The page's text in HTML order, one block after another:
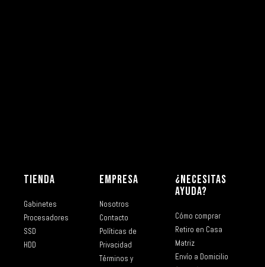
TIENDA
Gabinetes
Procesadores
SSD
HDD
EMPRESA
Nosotros
Contacto
Políticas de
Privacidad
Términos y
¿NECESITAS
AYUDA?
Cómo comprar
Retiro en Casa
Matriz
Envío a Domicilio